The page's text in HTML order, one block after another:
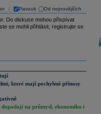
Pavouk Od nejnovějších
Do diskuse mohou přispívat
se mohli přihlásit, registrujte se
které mají pochybné přínosy
na průmysl, ekonomiku i